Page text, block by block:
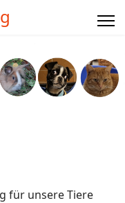
für unsere Tiere